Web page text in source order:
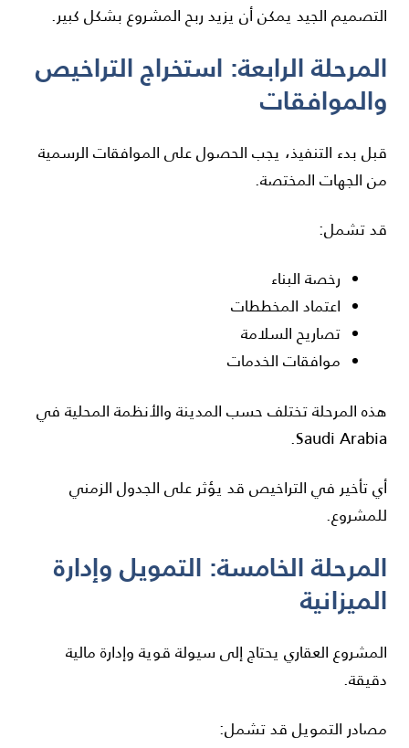
التصميم الجيد يمكن أن يزيد ربح المشروع بشكل كبير.
المرحلة الرابعة: استخراج التراخيص
والموافقات
قبل بدء التنفيذ، يجب الحصول على الموافقات الرسمية
من الجهات المختصة.
قد تشمل:
رخصة البناء
اعتماد المخططات
تصاريح السلامة
موافقات الخدمات
هذه المرحلة تختلف حسب المدينة والأنظمة المحلية في
Saudi Arabia
.
أي تأخير في التراخيص قد يؤثر على الجدول الزمني
للمشروع.
المرحلة الخامسة: التمويل وإدارة
الميزانية
المشروع العقاري يحتاج إلى سيولة قوية وإدارة مالية
دقيقة.
مصادر التمويل قد تشمل: